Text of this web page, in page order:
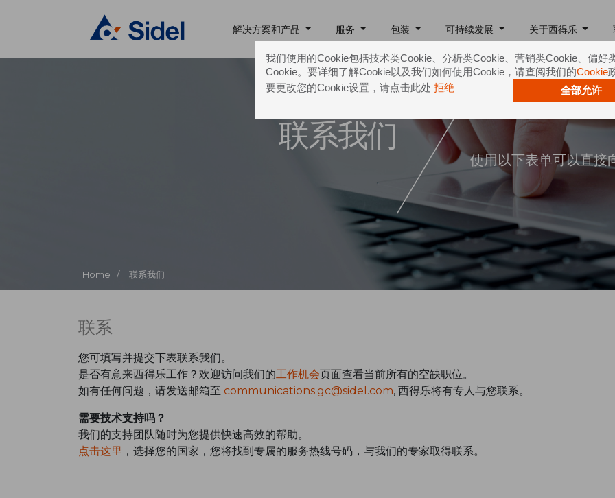
我们使用的Cookie包括技术类Cookie、分析类Cookie、营销类Cookie、偏好
Cookie。要详细了解Cookie以及我们如何使用Cookie，请查阅我们的Cookie
要更改您的Cookie设置，请点击此处 拒绝 全部允许
解决方案和产品 服务 包装 可持续发展 关于西得乐
Home / 联系我们
联系我们
使用以下表单可以直接
联系
您可填写并提交下表联系我们。
是否有意来西得乐工作？欢迎访问我们的工作机会页面查看当前所有的空缺职位。
如有任何问题，请发送邮箱至 communications.gc@sidel.com, 西得乐将有专人与您联系。
需要技术支持吗？
我们的支持团队随时为您提供快速高效的帮助。
点击这里 ，选择您的国家，您将找到专属的服务热线号码，与我们的专家取得联系。